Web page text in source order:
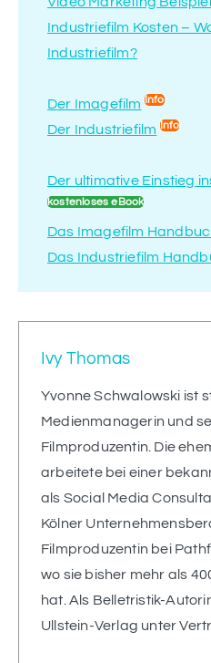
Industriefilm Kosten –
Industriefilm?
Der Imagefilm Info
Der Industriefilm Info
Der ultimative Einstieg
kostenloses eBook
Das Imagefilm
Das Industriefilm
Ivy Thomas
Yvonne Schwalowski ist
Medienmanagerin und
Filmproduzentin. Die
arbeitete bei einer
als Social Media
Kölner
Filmproduzentin bei
wo sie bisher mehr als
hat. Als Belletristik-
Ullstein-Verlag unter